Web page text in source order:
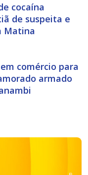
cocaína
de suspeita e
Matina
comércio para
armado